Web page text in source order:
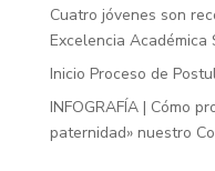
Cuatro jóvenes son
Excelencia Académica
Inicio Proceso de
INFOGRAFÍA | Cómo
paternidad» nuestro